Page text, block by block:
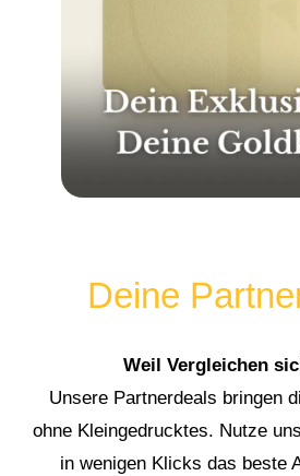
Deine
Weil Vergleichen
Unsere Partnerdeals bringen
ohne Kleingedrucktes. Nutze
in wenigen Klicks das beste